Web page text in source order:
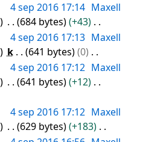
4 sep 2016 17:14 Maxell
684 bytes
+43
4 sep 2016 17:13 Maxell
k 641 bytes
0
4 sep 2016 17:12 Maxell
641 bytes
+12
4 sep 2016 17:12 Maxell
629 bytes
+183